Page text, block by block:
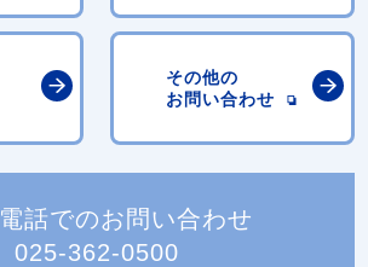
その他の
お問い合わせ
電話でのお問い合わせ
025-362-0500